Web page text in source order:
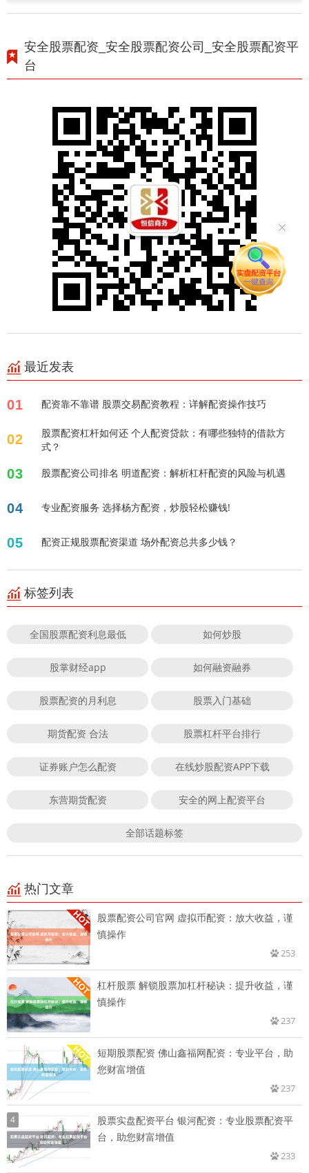
安全股票配资_安全股票配资公司_安全股票配资平
台
最近发表
01 配资靠不靠谱 股票交易配资教程：详解配资操作技巧
02
股票配资杠杆如何还 个人配资贷款：有哪些独特的借款方
式？
03 股票配资公司排名 明道配资：解析杠杆配资的风险与机遇
04 专业配资服务 选择杨方配资，炒股轻松赚钱!
05 配资正规股票配资渠道 场外配资总共多少钱？
标签列表
全国股票配资利息最低 如何炒股
股掌财经app 如何融资融券
股票配资的月利息 股票入门基础
期货配资 合法 股票杠杆平台排行
证券账户怎么配资 在线炒股配资APP下载
东营期货配资 安全的网上配资平台
全部话题标签
热门文章
股票配资公司官网 虚拟币配资：放大收益，谨
慎操作
253
杠杆股票 解锁股票加杠杆秘诀：提升收益，谨
慎操作
237
短期股票配资 佛山鑫福网配资：专业平台，助
您财富增值
237
4
股票实盘配资平台 银河配资：专业股票配资平
台，助您财富增值
233